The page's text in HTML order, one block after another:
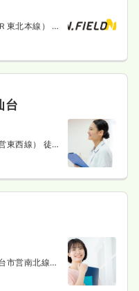
東北本線） 徒
台
東西線） 徒歩
市営南北線）